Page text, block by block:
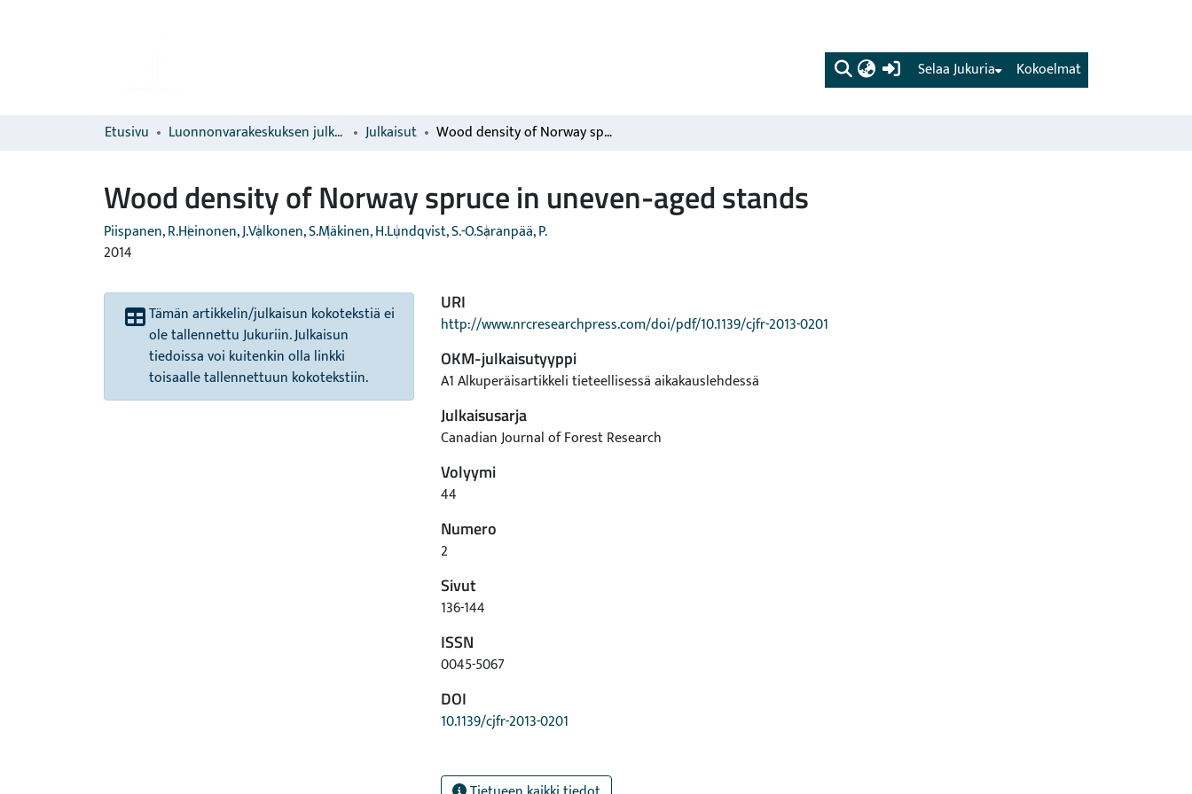
(current) Kokoelmat
Selaa Jukuria
Etusivu Luonnonvarakeskuksen julkaisut Julkaisut Wood density of Norway spruce in uneven-aged stands
Wood density of Norway spruce in uneven-aged stands
Piispanen, R.Heinonen, J.Valkonen, S.Mäkinen, H.Lundqvist, S.-O.Saranpää, P.
2014
Tämän artikkelin/julkaisun kokotekstiä ei
ole tallennettu Jukuriin. Julkaisun
tiedoissa voi kuitenkin olla linkki
toisaalle tallennettuun kokotekstiin.
URI
http://www.nrcresearchpress.com/doi/pdf/10.1139/cjfr-2013-0201
OKM-julkaisutyyppi
A1 Alkuperäisartikkeli tieteellisessä aikakauslehdessä
Julkaisusarja
Canadian Journal of Forest Research
Volyymi
44
Numero
2
Sivut
136-144
ISSN
0045-5067
DOI
10.1139/cjfr-2013-0201